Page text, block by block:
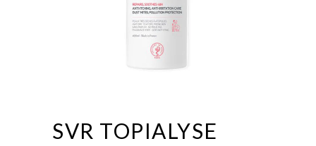
SVR TOPIALYSE